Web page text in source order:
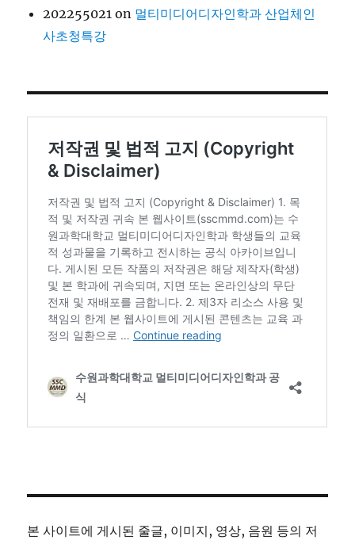
202255021 on 멀티미디어디자인학과 산업체인
사초청특강
본 사이트에 게시된 줄글, 이미지, 영상, 음원 등의 저